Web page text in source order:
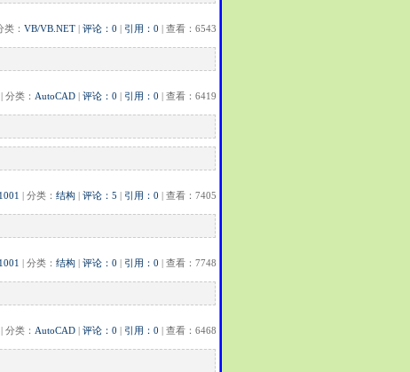
类： VB/VB.NET | 评论：0 | 引用：0 | 查看：6543
| 分类： AutoCAD | 评论：0 | 引用：0 | 查看：6419
| 分类： 结构 | 评论：5 | 引用：0 | 查看：7405
| 分类： 结构 | 评论：0 | 引用：0 | 查看：7748
| 分类： AutoCAD | 评论：0 | 引用：0 | 查看：6468